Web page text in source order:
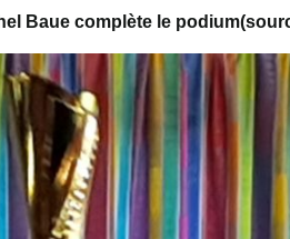
Baue complète le